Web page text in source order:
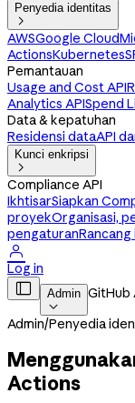
Penyedia identitas

AWSGoogle Cloud
ActionsKubernetes
Pemantauan
Usage and Cost API
Analytics APISpend
Data & kepatuhan
Residensi dataAPI
Kunci enkripsi

Compliance API
IkhtisarSiapkan
proyekOrganisasi,
pengaturan

Log in
 Admin

GitHub
Admin/Penyedia
Actions